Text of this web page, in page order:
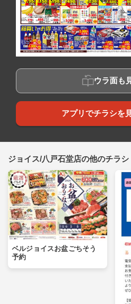
ウラ面も
アプリでチラシを
ジョイス/八戸石堂店の他のチラシ
ベルジョイスお盆ごちそう
予約